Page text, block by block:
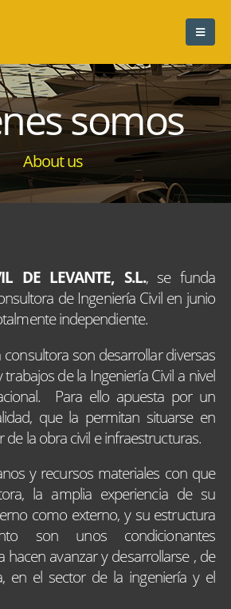
somos
About us
DE LEVANTE, S.L., se funda
de Ingeniería Civil en junio
independiente.
consultora son desarrollar diversas
trabajos de la Ingeniería Civil a nivel
Para ello apuesta por un
que la permitan situarse en
de la obra civil e infraestructuras.
y recursos materiales con que
la amplia experiencia de su
como externo, y su estructura
son unos condicionantes
hacen avanzar y desarrollarse , de
en el sector de la ingeniería y el